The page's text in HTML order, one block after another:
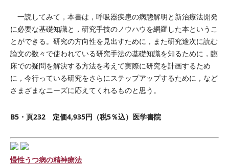
一読してみて，本書は，呼吸器疾患の病態解明と新治療法開発
に必要な基礎知識と，研究手技のノウハウを網羅した本というこ
とができる。研究の方向性を見出すために，また研究途次に読む
論文の数々で使われている研究手法の基礎知識を知るために，臨
床での疑問を解決する方法を考えて実際に研究を計画するため
に，今行っている研究をさらにステップアップするために，など
さまざまなニーズに応えてくれるものと思う。
B5・頁232 定価4,935円（税5％込）医学書院
慢性うつ病の精神療法